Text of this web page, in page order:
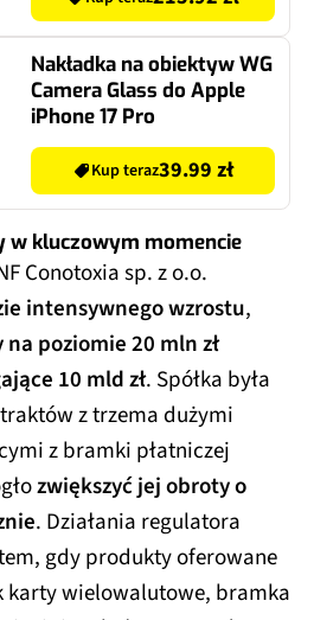
Nakładka na obiektyw WG
Camera Glass do Apple
iPhone 17 Pro
Kup teraz39.99 zł
w kluczowym momencie
Conotoxia sp. z o.o.
intensywnego wzrostu,
poziomie 20 mln zł
10 mld zł. Spółka była
z trzema dużymi
z bramki płatniczej
zwiększyć jej obroty o
. Działania regulatora
gdy produkty oferowane
karty wielowalutowe, bramka